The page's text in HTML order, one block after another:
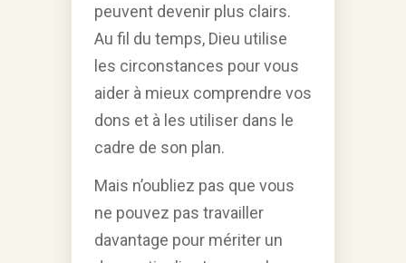
peuvent devenir plus clairs.
Au fil du temps, Dieu utilise
les circonstances pour vous
aider à mieux comprendre vos
dons et à les utiliser dans le
cadre de son plan.
Mais n’oubliez pas que vous
ne pouvez pas travailler
davantage pour mériter un